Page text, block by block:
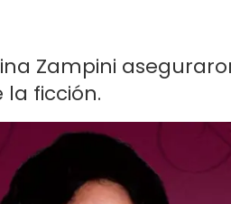
Zampini
ficción.